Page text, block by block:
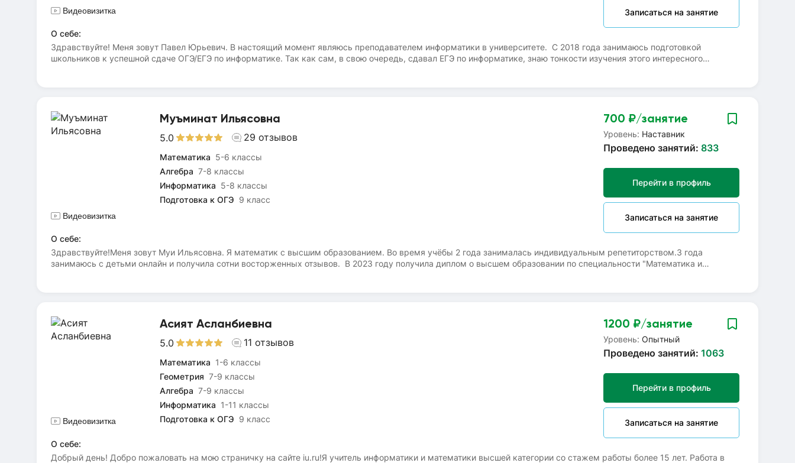
Видеовизитка Записаться на занятие
О себе:
Здравствуйте! Меня зовут Павел Юрьевич. В настоящий момент являюсь преподавателем информатики в университете. С 2018 года занимаюсь подготовкой
школьников к успешной сдаче ОГЭ/ЕГЭ по информатике. Так как сам, в свою очередь, сдавал ЕГЭ по информатике, знаю тонкости изучения этого интересного
Видеовизитка
Муъминат Ильясовна
5.0 29 отзывов
Математика 5-6 классы
Алгебра 7-8 классы
Информатика 5-8 классы
Подготовка к ОГЭ 9 класс
700 ₽/занятие
Уровень: Наставник
Проведено занятий: 833
Перейти в профиль
Записаться на занятие
О себе:
Здравствуйте!Меня зовут Муи Ильясовна. Я математик с высшим образованием. Во время учёбы 2 года занималась индивидуальным репетиторством.3 года
занимаюсь с детьми онлайн и получила сотни восторженных отзывов. В 2023 году получила диплом о высшем образовании по специальности "Математика и
Видеовизитка
Асият Асланбиевна
5.0 11 отзывов
Математика 1-6 классы
Геометрия 7-9 классы
Алгебра 7-9 классы
Информатика 1-11 классы
Подготовка к ОГЭ 9 класс
1200 ₽/занятие
Уровень: Опытный
Проведено занятий: 1063
Перейти в профиль
Записаться на занятие
О себе:
Добрый день! Добро пожаловать на мою страничку на сайте iu.ru!Я учитель информатики и математики высшей категории со стажем работы более 15 лет. Работа в